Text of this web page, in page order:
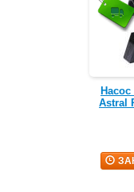
Astral